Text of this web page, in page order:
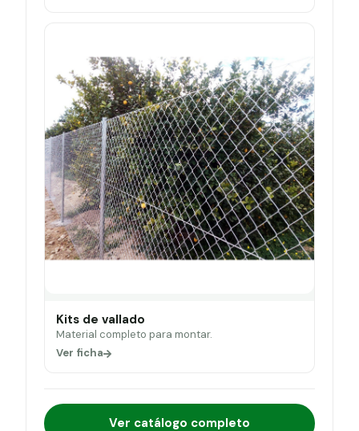
Kits de vallado
Material completo para montar.
Ver ficha
Ver catálogo completo